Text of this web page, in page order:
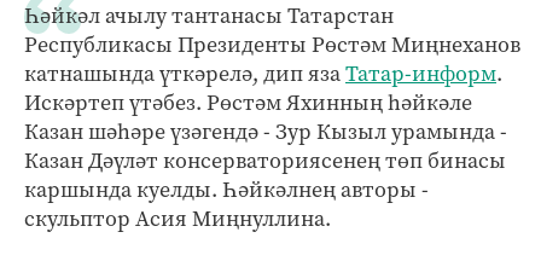
Һәйкәл ачылу тантанасы Татарстан
Республикасы Президенты Рөстәм Миңнеханов
катнашында үткәрелә, дип язаТатар-информ.
Искәртеп үтәбез. Рөстәм Яхинның һәйкәле
Казан шәһәре үзәгендә - Зур Кызыл урамында -
Казан Дәүләт консерваториясенең төп бинасы
каршында куелды. Һәйкәлнең авторы -
скульптор Асия Миңнуллина.